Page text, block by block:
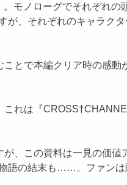
モノローグでそれぞれの
が、それぞれのキャラク
とで本編クリア時の感動
れは『
が、この資料は一見の価
語の結末も……。ファン